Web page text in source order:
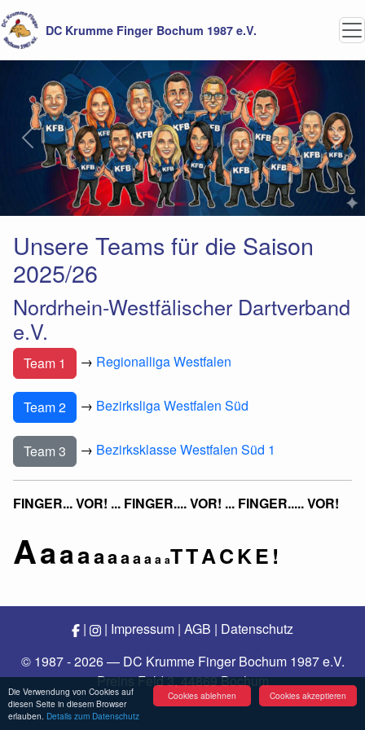
Cookies akzeptieren
Cookies ablehnen
Die Verwendung von Cookies auf
diesen Seite in diesem Browser
erlauben. Details zum Datenschutz
DC Krumme Finger Bochum 1987 e.V.
Previous Next
Unsere Teams für die Saison
2025/26
Nordrhein-Westfälischer Dartverband
e.V.
Team 1 → Regionalliga Westfalen
Team 2 → Bezirksliga Westfalen Süd
Team 3 → Bezirksklasse Westfalen Süd 1
FINGER... VOR! ... FINGER.... VOR! ... FINGER..... VOR!
Aaaaaaaaa a aTTACKE!
| | Impressum | AGB | Datenschutz
© 1987 - 2026 — DC Krumme Finger Bochum 1987 e.V.
Preins Feld 3, 44869 Bochum